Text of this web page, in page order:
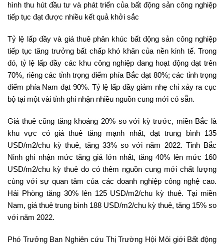
hình thu hút đầu tư và phát triển của bất động sản công nghiệp
tiếp tục đạt được nhiều kết quả khởi sắc
Tỷ lệ lấp đầy và giá thuê phân khúc bất động sản công nghiệp
tiếp tục tăng trưởng bất chấp khó khăn của nền kinh tế. Trong
đó, tỷ lệ lấp đầy các khu công nghiệp đang hoạt động đạt trên
70%, riêng các tỉnh trọng điểm phía Bắc đạt 80%; các tỉnh trọng
điểm phía Nam đạt 90%. Tỷ lệ lấp đầy giảm nhẹ chỉ xảy ra cục
bộ tại một vài tỉnh ghi nhận nhiều nguồn cung mới có sẵn.
Giá thuê cũng tăng khoảng 20% so với kỳ trước, miền Bắc là
khu vực có giá thuê tăng mạnh nhất, đạt trung bình 135
USD/m2/chu kỳ thuê, tăng 33% so với năm 2022. Tỉnh Bắc
Ninh ghi nhận mức tăng giá lớn nhất, tăng 40% lên mức 160
USD/m2/chu kỳ thuê do có thêm nguồn cung mới chất lượng
cùng với sự quan tâm của các doanh nghiệp công nghệ cao.
Hải Phòng tăng 30% lên 125 USD/m2/chu kỳ thuê. Tại miền
Nam, giá thuê trung bình 188 USD/m2/chu kỳ thuê, tăng 15% so
với năm 2022.
Phó Trưởng Ban Nghiên cứu Thị Trường Hội Môi giới Bất động